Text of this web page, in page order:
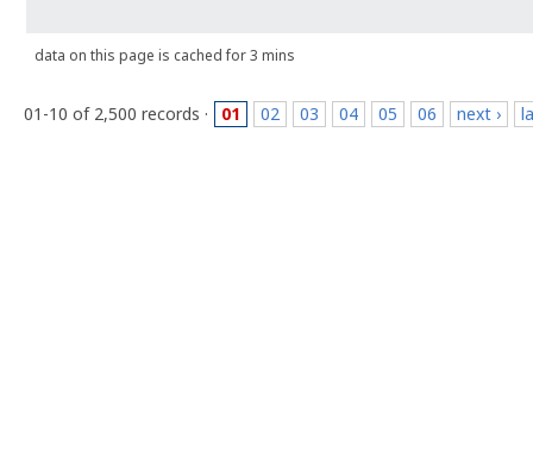
data on this page is cached for 3 mins
01-10 of 2,500 records · 01 02 03 04 05 06 next ›